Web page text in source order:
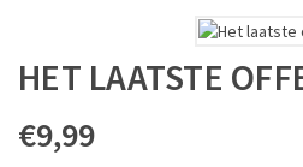
HET LAATSTE
€9,99